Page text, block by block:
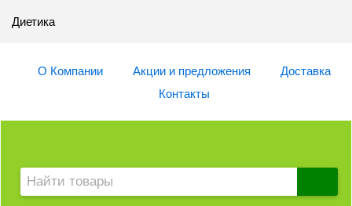
Диетика
О Компании Акции и предложения
Доставка
Контакты